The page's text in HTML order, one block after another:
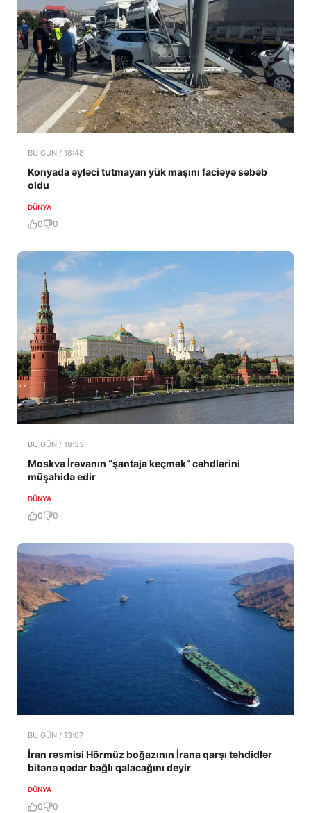
BU GÜN / 18:48
Konyada əyləci tutmayan yük maşını faciəyə səbəb
oldu
DÜNYA
0 0
BU GÜN / 18:33
Moskva İrəvanın “şantaja keçmək” cəhdlərini
müşahidə edir
DÜNYA
0 0
BU GÜN / 13:07
İran rəsmisi Hörmüz boğazının İrana qarşı təhdidlər
bitənə qədər bağlı qalacağını deyir
DÜNYA
0 0